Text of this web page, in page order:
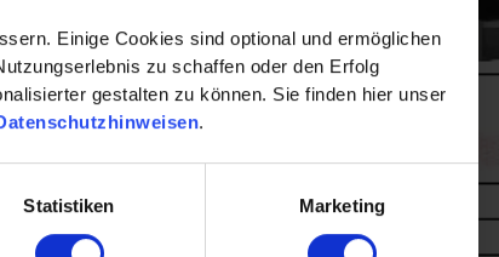
Einige Cookies sind optional und ermöglichen
zu schaffen oder den Erfolg
gestalten zu können. Sie finden hier unser
.
Statistiken Marketing